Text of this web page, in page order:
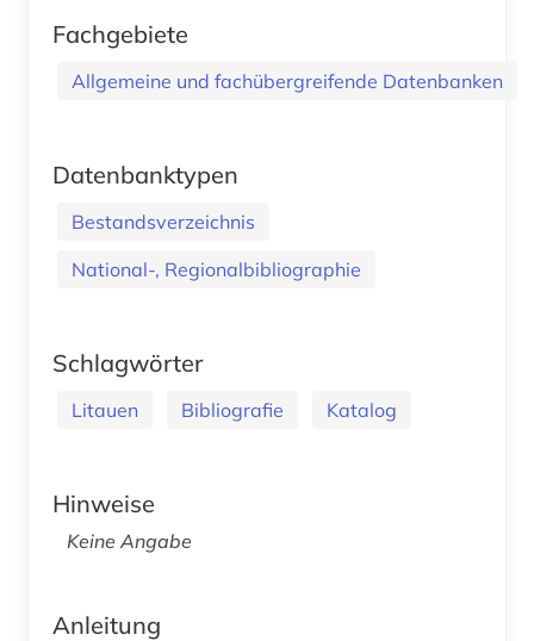
Fachgebiete
Allgemeine und fachübergreifende Datenbanken
Datenbanktypen
Bestandsverzeichnis
National-, Regionalbibliographie
Schlagwörter
Litauen Bibliografie Katalog
Hinweise
Keine Angabe
Anleitung